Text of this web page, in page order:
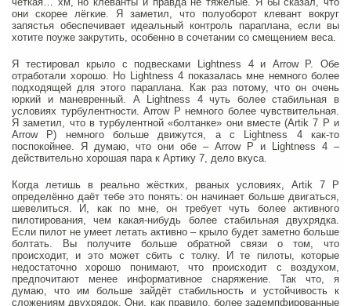
они скорее лёгкие. Я заметил, что полуоборот клевант вокруг
запястья обеспечивает идеальный контроль параплана, если вы
хотите поуже закрутить, особенно в сочетании со смещением веса.
Я тестировал крыло с подвесками Lightness 4 и Arrow P. Обе
отработали хорошо. Но Lightness 4 показалась мне немного более
подходящей для этого параплана. Как раз потому, что он очень
юркий и маневренный. А Lightness 4 чуть более стабильная в
условиях турбулентности. Arrow P немного более чувствительная.
Я заметил, что в турбулентной «болтанке» они вместе (Artik 7 P и
Arrow P) немного больше движутся, а с Lightness 4 как-то
поспокойнее. Я думаю, что они обе – Arrow P и Lightness 4 –
действительно хорошая пара к Артику 7, дело вкуса.
Когда летишь в реально жёстких, рваных условиях, Artik 7 P
определённо даёт тебе это понять: он начинает больше двигаться,
шевелиться. И, как по мне, он требует чуть более активного
пилотирования, чем какая-нибудь более стабильная двухрядка.
Если пилот не умеет летать активно – крыло будет заметно больше
болтать. Вы получите больше обратной связи о том, что
происходит, и это может сбить с толку. И те пилоты, которые
недостаточно хорошо понимают, что происходит с воздухом,
предпочитают менее информативное снаряжение. Так что, я
думаю, что им больше зайдёт стабильность и устойчивость к
сложениям двухрядок. Они, как правило, более задемпфированные